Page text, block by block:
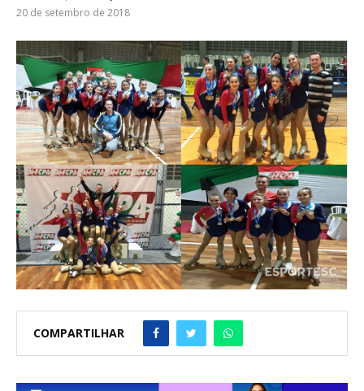
20 de setembro de 2018
COMPARTILHAR